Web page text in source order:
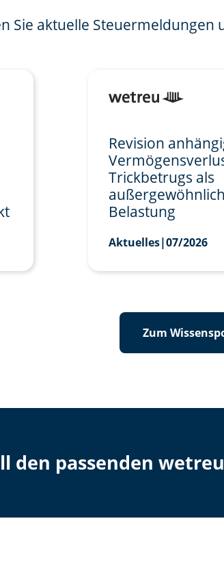
Sie aktuelle Steuermeldungen
Revision
Trickbetrugs als
Belastung
Aktuelles|07/2026
Zum
den passenden